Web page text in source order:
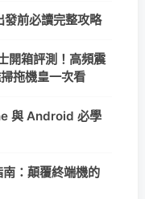
前必讀完整攻略
開箱評測！高頻震
拖機皇一次看
與 Android 必學
：顛覆終端機的